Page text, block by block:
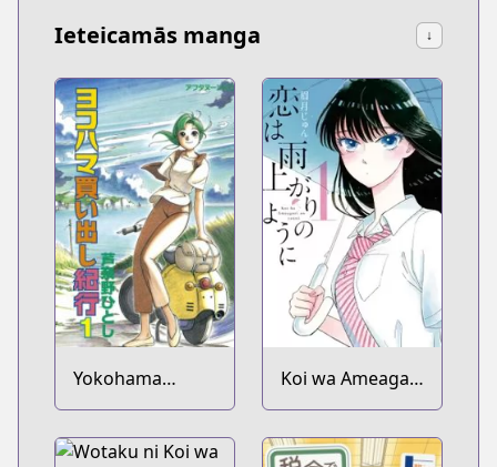
Ieteicamās manga ↓
Yokohama
Kaidashi Kikou
Koi wa Ameagari
no You ni